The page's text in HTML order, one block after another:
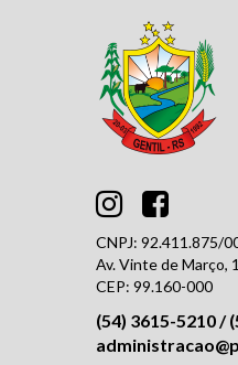
CNPJ: 92.411.875/
Av. Vinte de Março,
CEP: 99.160-000
(54) 3615-5210 /